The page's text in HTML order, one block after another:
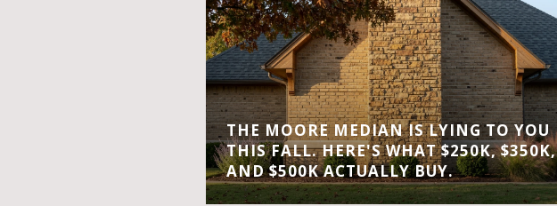
THE MOORE MEDIAN IS LYING TO YOU
THIS FALL. HERE'S WHAT $250K, $350K,
AND $500K ACTUALLY BUY.